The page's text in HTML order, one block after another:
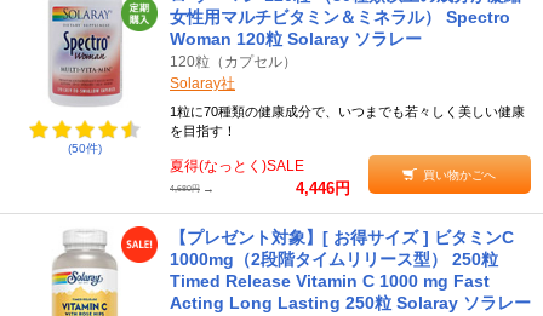
(50件)
女性用マルチビタミン＆ミネラル） Spectro
Woman 120粒 Solaray ソラレー
120粒（カプセル）
Solaray社
1粒に70種類の健康成分で、いつまでも若々しく美しい健康
を目指す！
夏得(なっとく)SALE
4,680円 → 4,446円
買い物かごへ
【プレゼント対象】[ お得サイズ ] ビタミンC
1000mg（2段階タイムリリース型） 250粒
Timed Release Vitamin C 1000 mg Fast
Acting Long Lasting 250粒 Solaray ソラレー